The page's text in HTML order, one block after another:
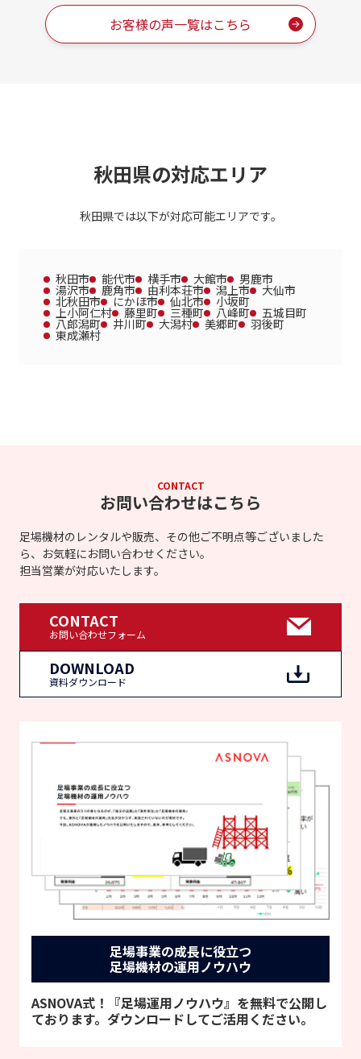
お客様の声一覧はこちら
秋田県の対応エリア
秋田県では以下が対応可能エリアです。
秋田市 能代市 横手市 大館市 男鹿市
湯沢市 鹿角市 由利本荘市 潟上市 大仙市
北秋田市 にかほ市 仙北市 小坂町
上小阿仁村 藤里町 三種町 八峰町 五城目町
八郎潟町 井川町 大潟村 美郷町 羽後町
東成瀬村
CONTACT
お問い合わせはこちら
足場機材のレンタルや販売、その他ご不明点等ございました
ら、お気軽にお問い合わせください。
担当営業が対応いたします。
DOWNLOAD
資料ダウンロード
CONTACT
お問い合わせフォーム
足場事業の成長に役立つ
足場機材の運用ノウハウ
ASNOVA式！『足場運用ノウハウ』を無料で公開し
ております。ダウンロードしてご活用ください。